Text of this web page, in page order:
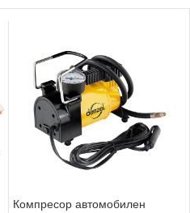
Компресор автомобилен